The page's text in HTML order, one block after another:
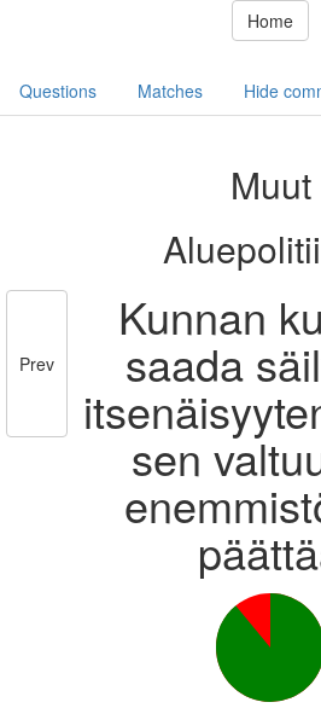
Home
Questions Matches Hide
Prev
Muut
Kunnan
saada
sen